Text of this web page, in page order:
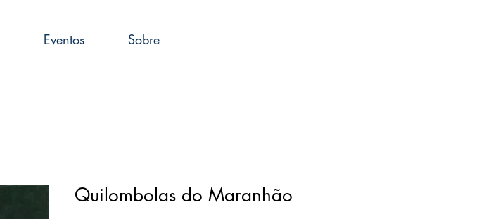
Eventos Sobre
Quilombolas do Maranhão